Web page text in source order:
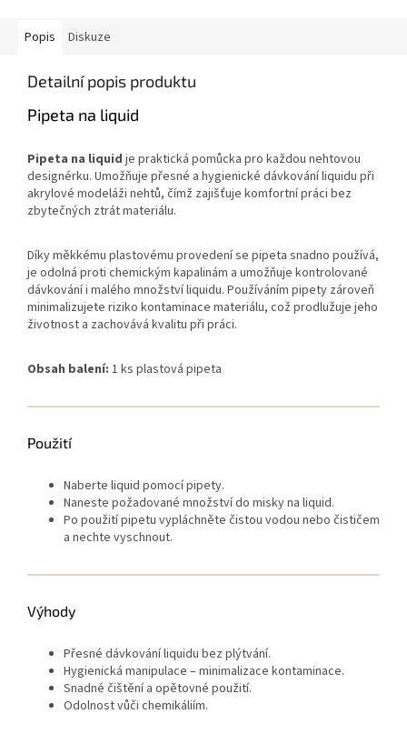
Popis Diskuze
Detailní popis produktu
Pipeta na liquid
Pipeta na liquid je praktická pomůcka pro každou nehtovou
designérku. Umožňuje přesné a hygienické dávkování liquidu při
akrylové modeláži nehtů, čímž zajišťuje komfortní práci bez
zbytečných ztrát materiálu.
Díky měkkému plastovému provedení se pipeta snadno používá,
je odolná proti chemickým kapalinám a umožňuje kontrolované
dávkování i malého množství liquidu. Používáním pipety zároveň
minimalizujete riziko kontaminace materiálu, což prodlužuje jeho
životnost a zachovává kvalitu při práci.
Obsah balení: 1 ks plastová pipeta
Použití
Naberte liquid pomocí pipety.
Naneste požadované množství do misky na liquid.
Po použití pipetu vypláchněte čistou vodou nebo čističem
a nechte vyschnout.
Výhody
Přesné dávkování liquidu bez plýtvání.
Hygienická manipulace – minimalizace kontaminace.
Snadné čištění a opětovné použití.
Odolnost vůči chemikáliím.